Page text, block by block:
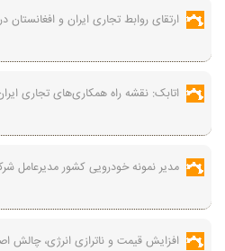
ارتقای روابط تجاری ایران و
اتابک: نقشه راه همکاری‌های تجاری
مدیر نمونه خودرویی کشور مدیرعامل
افزایش قیمت و ناترازی انرژی، چالش